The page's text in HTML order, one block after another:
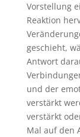
Vorstellung
Reaktion
geschieht,
Antwort
und der
verstärkt
verstärkt
Mal auf den